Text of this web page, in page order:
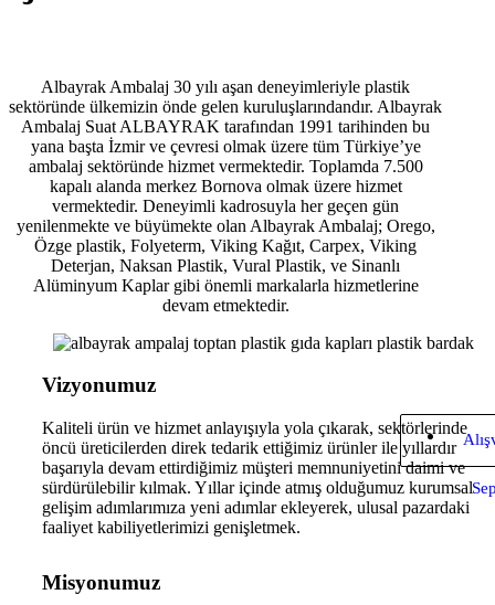
Albayrak Ambalaj 30 yılı aşan deneyimleriyle plastik
sektöründe ülkemizin önde gelen kuruluşlarındandır. Albayrak
Ambalaj Suat ALBAYRAK tarafından 1991 tarihinden bu
yana başta İzmir ve çevresi olmak üzere tüm Türkiye’ye
ambalaj sektöründe hizmet vermektedir. Toplamda 7.500
kapalı alanda merkez Bornova olmak üzere hizmet
vermektedir. Deneyimli kadrosuyla her geçen gün
yenilenmekte ve büyümekte olan Albayrak Ambalaj; Orego,
Özge plastik, Folyeterm, Viking Kağıt, Carpex, Viking
Deterjan, Naksan Plastik, Vural Plastik, ve Sinanlı
Alüminyum Kaplar gibi önemli markalarla hizmetlerine
devam etmektedir.
Vizyonumuz
Kaliteli ürün ve hizmet anlayışıyla yola çıkarak, sektörlerinde
öncü üreticilerden direk tedarik ettiğimiz ürünler ile yıllardır
başarıyla devam ettirdiğimiz müşteri memnuniyetini daimi ve
sürdürülebilir kılmak. Yıllar içinde atmış olduğumuz kurumsal
gelişim adımlarımıza yeni adımlar ekleyerek, ulusal pazardaki
faaliyet kabiliyetlerimizi genişletmek.
Misyonumuz